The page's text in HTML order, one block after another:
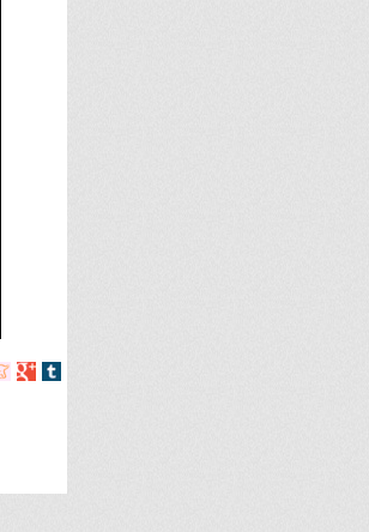
Compartir
Compartir
Compartir